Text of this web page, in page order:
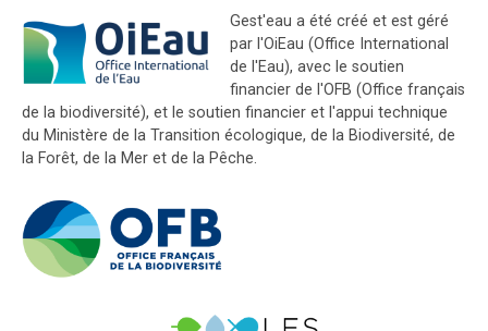
Gest'eau a été créé et est géré
par l'OiEau (Office International
de l'Eau), avec le soutien
financier de l'OFB (Office français
de la biodiversité), et le soutien financier et l'appui technique
du Ministère de la Transition écologique, de la Biodiversité, de
la Forêt, de la Mer et de la Pêche.